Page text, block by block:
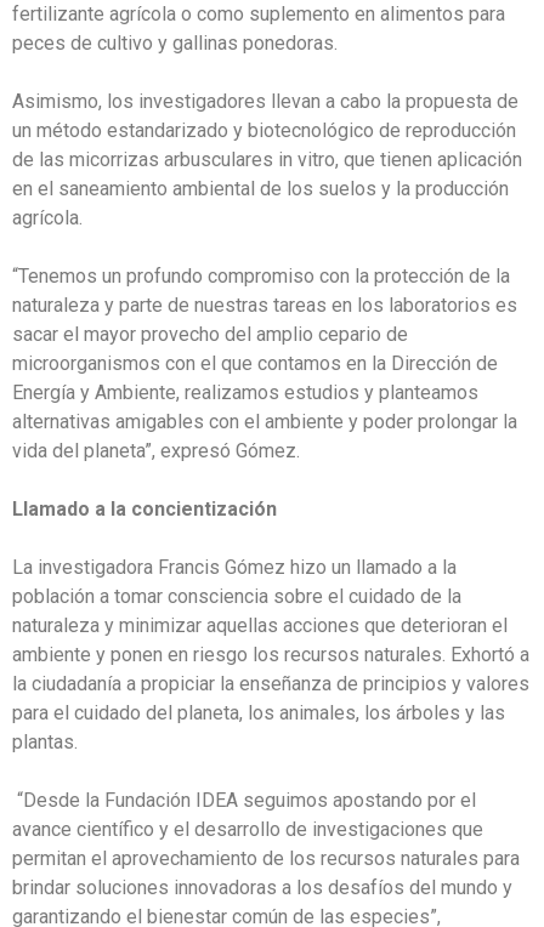
fertilizante agrícola o como suplemento en alimentos para
peces de cultivo y gallinas ponedoras.
Asimismo, los investigadores llevan a cabo la propuesta de
un método estandarizado y biotecnológico de reproducción
de las micorrizas arbusculares in vitro, que tienen aplicación
en el saneamiento ambiental de los suelos y la producción
agrícola.
“Tenemos un profundo compromiso con la protección de la
naturaleza y parte de nuestras tareas en los laboratorios es
sacar el mayor provecho del amplio cepario de
microorganismos con el que contamos en la Dirección de
Energía y Ambiente, realizamos estudios y planteamos
alternativas amigables con el ambiente y poder prolongar la
vida del planeta”, expresó Gómez.
Llamado a la concientización
La investigadora Francis Gómez hizo un llamado a la
población a tomar consciencia sobre el cuidado de la
naturaleza y minimizar aquellas acciones que deterioran el
ambiente y ponen en riesgo los recursos naturales. Exhortó a
la ciudadanía a propiciar la enseñanza de principios y valores
para el cuidado del planeta, los animales, los árboles y las
plantas.
“Desde la Fundación IDEA seguimos apostando por el
avance científico y el desarrollo de investigaciones que
permitan el aprovechamiento de los recursos naturales para
brindar soluciones innovadoras a los desafíos del mundo y
garantizando el bienestar común de las especies”,